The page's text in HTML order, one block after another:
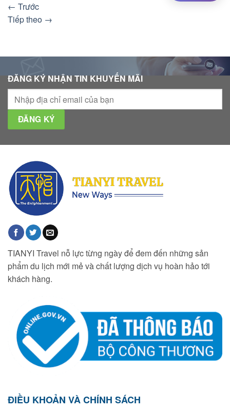
← Trước
Tiếp theo →
ĐĂNG KÝ NHẬN TIN KHUYẾN MÃI
TIANYI Travel nỗ lực từng ngày để đem đến những sản
phẩm du lịch mới mẻ và chất lượng dịch vụ hoàn hảo tới
khách hàng.
ĐIỀU KHOẢN VÀ CHÍNH SÁCH